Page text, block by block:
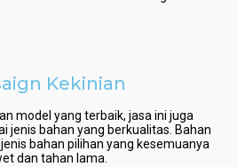
Kekinian
model yang terbaik, jasa ini juga
jenis bahan yang berkualitas. Bahan
bahan pilihan yang kesemuanya
dan tahan lama.